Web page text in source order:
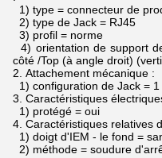
1) type = connecteur de
2) type de Jack = RJ45
3) profil = norme
4) orientation de support
côté /Top (à angle droit)
2. Attachement mécanique :
1) configuration de Jack = 1
3. Caractéristiques
1) protégé = oui
4. Caractéristiques relatives
1) doigt d'IEM - le fond =
2) méthode = soudure